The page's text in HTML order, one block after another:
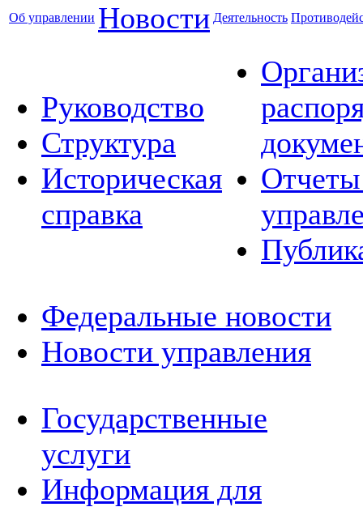
Об управлении Новости Деятельность
Руководство
Структура
Историческая
справка
Отчеты
Федеральные новости
Новости управления
Государственные
услуги
Информация для